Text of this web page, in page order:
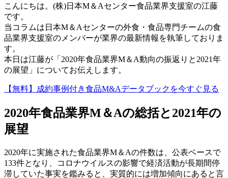
こんにちは。(株)日本М＆Aセンター食品業界支援室の江藤
です。
当コラムは日本М＆Aセンターの外食・食品専門チームの食
品業界支援室のメンバーが業界の最新情報を執筆しておりま
す。
本日は江藤が「2020年食品業界M＆A動向の振返りと2021年
の展望」についてお伝えします。
【無料】成約事例付き食品M&Aデータブックを今すぐ見る
2020年食品業界M＆Aの総括と2021年の
展望
2020年に実施された食品業界M＆Aの件数は、公表ベースで
133件となり、コロナウイルスの影響で経済活動が長期間停
滞していた事実を鑑みると、実質的には増加傾向にあると言